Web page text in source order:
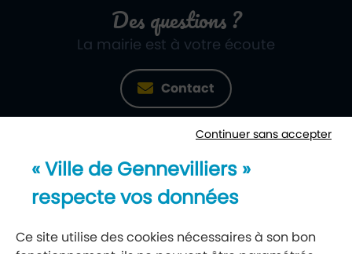
Des questions ?
La mairie est à votre écoute
Contact
Newsletter
Continuer sans accepter
« Ville de Gennevilliers »
respecte vos données
Ce site utilise des cookies nécessaires à son bon